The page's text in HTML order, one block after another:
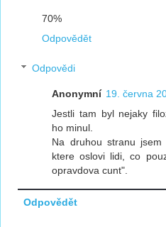
70%
Odpovědět
Odpovědi
Anonymní 19. června
Jestli tam byl nejaky
ho minul.
Na druhou stranu
ktere oslovi lidi, co
opravdova cunt".
Odpovědět